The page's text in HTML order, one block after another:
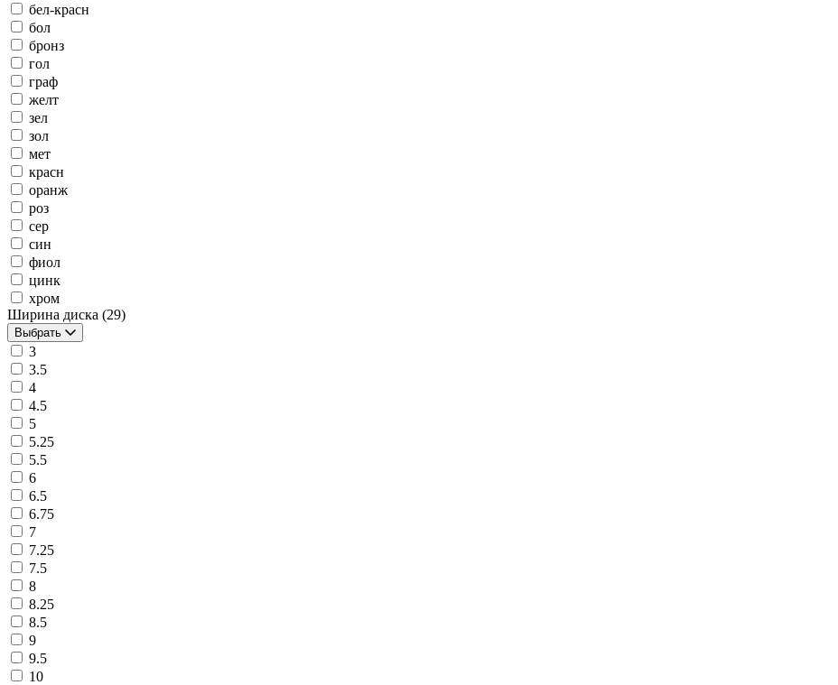
бел-красн
бол
бронз
гол
граф
желт
зел
зол
мет
красн
оранж
роз
сер
син
фиол
цинк
хром
Ширина диска (29)
Выбрать
3
3.5
4
4.5
5
5.25
5.5
6
6.5
6.75
7
7.25
7.5
8
8.25
8.5
9
9.5
10